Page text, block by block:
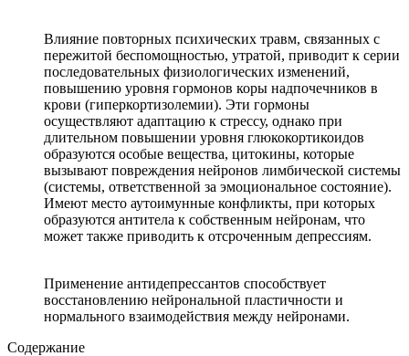
Влияние повторных психических травм, связанных с
пережитой беспомощностью, утратой, приводит к серии
последовательных физиологических изменений,
повышению уровня гормонов коры надпочечников в
крови (гиперкортизолемии). Эти гормоны
осуществляют адаптацию к стрессу, однако при
длительном повышении уровня глюкокортикоидов
образуются особые вещества, цитокины, которые
вызывают повреждения нейронов лимбической системы
(системы, ответственной за эмоциональное состояние).
Имеют место аутоимунные конфликты, при которых
образуются антитела к собственным нейронам, что
может также приводить к отсроченным депрессиям.
Применение антидепрессантов способствует
восстановлению нейрональной пластичности и
нормального взаимодействия между нейронами.
Содержание